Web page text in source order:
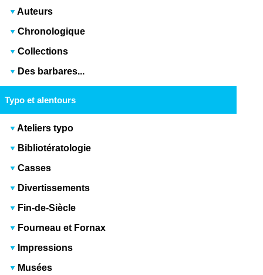
Auteurs
Chronologique
Collections
Des barbares...
Typo et alentours
Ateliers typo
Bibliotératologie
Casses
Divertissements
Fin-de-Siècle
Fourneau et Fornax
Impressions
Musées